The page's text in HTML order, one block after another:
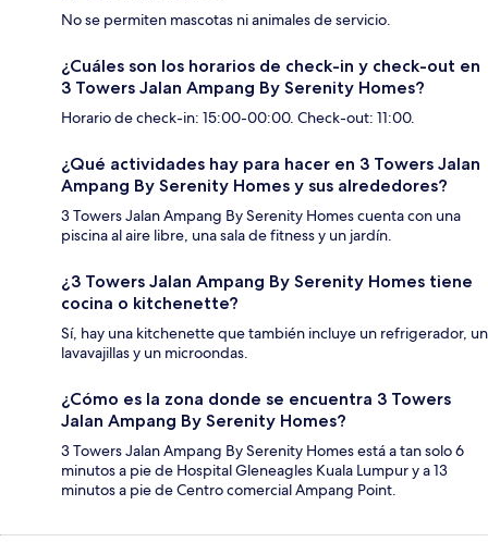
No se permiten mascotas ni animales de servicio.
¿Cuáles son los horarios de check-in y check-out en
3 Towers Jalan Ampang By Serenity Homes?
Horario de check-in: 15:00-00:00. Check-out: 11:00.
¿Qué actividades hay para hacer en 3 Towers Jalan
Ampang By Serenity Homes y sus alrededores?
3 Towers Jalan Ampang By Serenity Homes cuenta con una
piscina al aire libre, una sala de fitness y un jardín.
¿3 Towers Jalan Ampang By Serenity Homes tiene
cocina o kitchenette?
Sí, hay una kitchenette que también incluye un refrigerador, un
lavavajillas y un microondas.
¿Cómo es la zona donde se encuentra 3 Towers
Jalan Ampang By Serenity Homes?
3 Towers Jalan Ampang By Serenity Homes está a tan solo 6
minutos a pie de Hospital Gleneagles Kuala Lumpur y a 13
minutos a pie de Centro comercial Ampang Point.